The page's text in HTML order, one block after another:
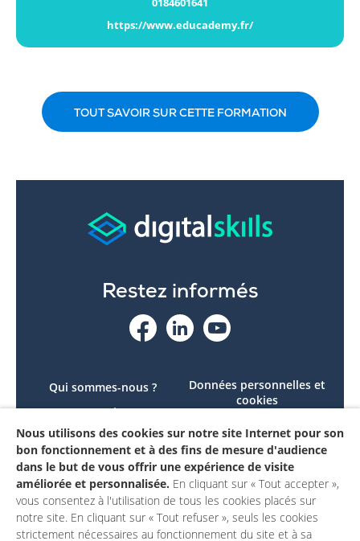
https://www.educademy.fr/
TOUT SAVOIR SUR CETTE FORMATION
Restez informés
Qui sommes-nous ?
Le projet
Contactez-nous
Mon compte
Données personnelles et
cookies
conforme
Mentions légales
Nous utilisons des cookies sur notre site Internet pour son
bon fonctionnement et à des fins de mesure d'audience
dans le but de vous offrir une expérience de visite
améliorée et personnalisée. En cliquant sur « Tout accepter »,
vous consentez à l'utilisation de tous les cookies placés sur
notre site. En cliquant sur « Tout refuser », seuls les cookies
strictement nécessaires au fonctionnement du site et à sa